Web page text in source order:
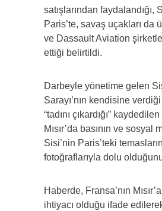
satışlarından faydalandığı,
Paris’te, savaş uçakları da
ve Dassault Aviation
ettiği belirtildi.
Darbeyle yönetime gelen
Sarayı’nın kendisine
“tadını çıkardığı”
Mısır’da basının ve sosyal
Sisi’nin Paris’teki
fotoğraflarıyla dolu olduğunu
Haberde, Fransa’nın
ihtiyacı olduğu ifade